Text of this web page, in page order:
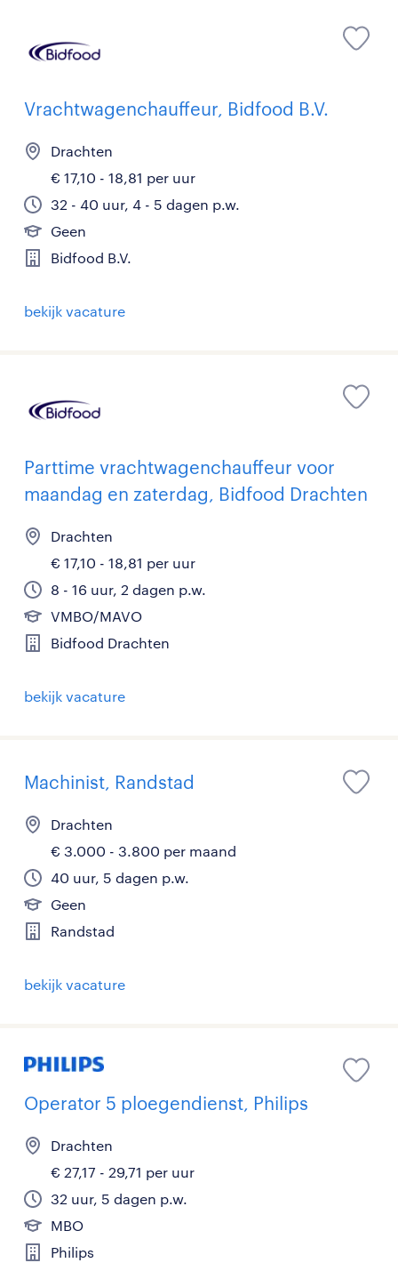
Vrachtwagenchauffeur, Bidfood B.V.
Drachten
€ 17,10 - 18,81 per uur
32 - 40 uur, 4 - 5 dagen p.w.
Geen
Bidfood B.V.
bekijk vacature
Parttime vrachtwagenchauffeur voor
maandag en zaterdag, Bidfood Drachten
Drachten
€ 17,10 - 18,81 per uur
8 - 16 uur, 2 dagen p.w.
VMBO/MAVO
Bidfood Drachten
bekijk vacature
Machinist, Randstad
Drachten
€ 3.000 - 3.800 per maand
40 uur, 5 dagen p.w.
Geen
Randstad
bekijk vacature
Operator 5 ploegendienst, Philips
Drachten
€ 27,17 - 29,71 per uur
32 uur, 5 dagen p.w.
MBO
Philips